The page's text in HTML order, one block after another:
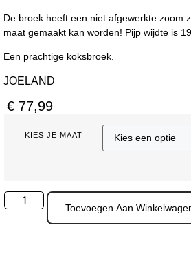
De broek heeft een niet afgewerkte zoom
maat gemaakt kan worden! Pijp wijdte is
Een prachtige koksbroek.
JOELAND
€ 77,99
KIES JE MAAT
Toevoegen Aan